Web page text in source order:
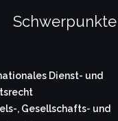
Schwerpunkte
Dienst- und
, Gesellschafts- und